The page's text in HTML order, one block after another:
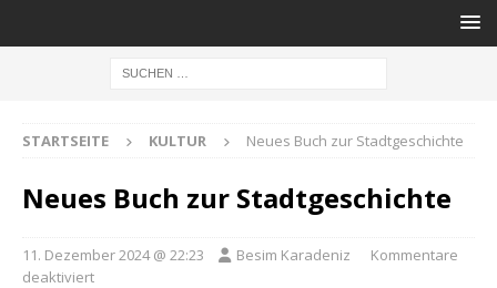
STARTSEITE KULTUR Neues Buch zur Stadtgeschichte
Neues Buch zur Stadtgeschichte
11. Dezember 2024 @ 22:23 Besim Karadeniz
Kommentare
deaktiviert